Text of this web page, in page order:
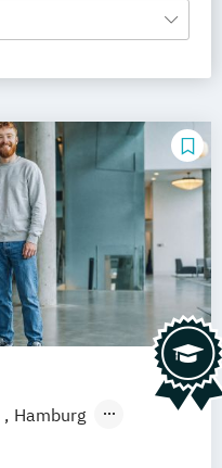
Hamburg